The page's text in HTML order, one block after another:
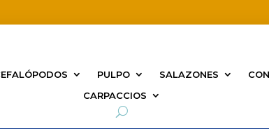
PULPO SALAZONES
CARPACCIOS